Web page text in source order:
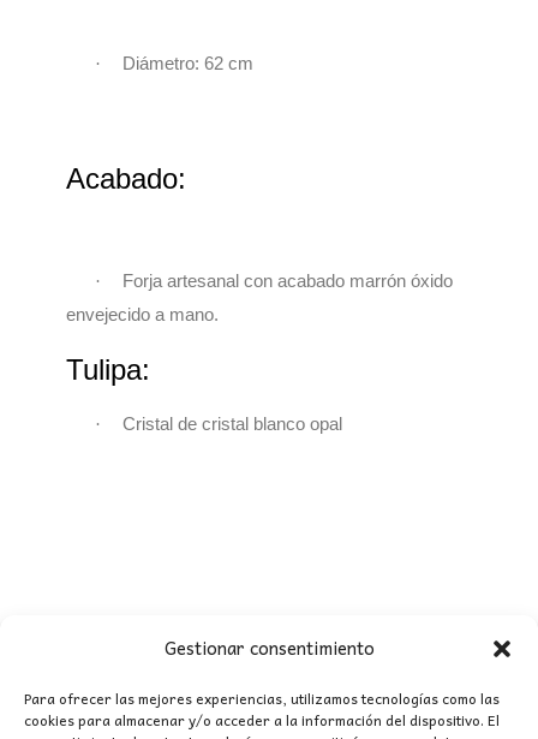
Gestionar consentimiento
Para ofrecer las mejores experiencias, utilizamos tecnologías como las
cookies para almacenar y/o acceder a la información del dispositivo. El
· Diámetro: 62 cm
Acabado:
·
Forja artesanal con acabado marrón óxido
envejecido a mano.
Tulipa:
· Cristal de cristal blanco opal